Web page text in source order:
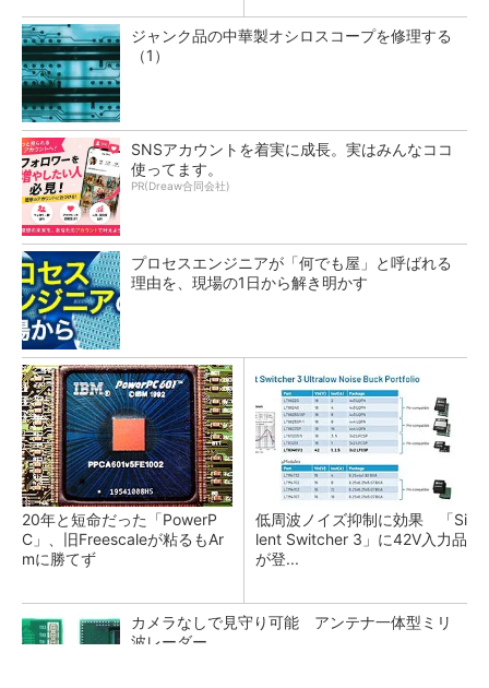
ジャンク品の中華製オシロスコープを修理する
（1）
SNSアカウントを着実に成長。実はみんなココ
使ってます。
PR(Dreaw合同会社)
プロセスエンジニアが「何でも屋」と呼ばれる
理由を、現場の1日から解き明かす
20年と短命だった「PowerP
C」、旧Freescaleが粘るもAr
mに勝てず
低周波ノイズ抑制に効果 「Si
lent Switcher 3」に42V入力品
が登...
カメラなしで見守り可能 アンテナ一体型ミリ
波レーダー